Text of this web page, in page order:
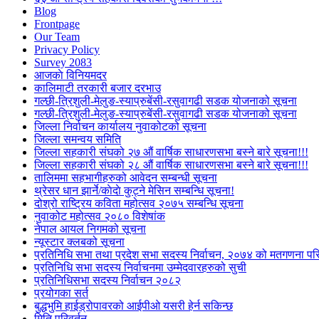
Blog
Frontpage
Our Team
Privacy Policy
Survey 2083
आजकाे विनियमदर
कालिमाटी तरकारी बजार दरभाउ
गल्छी-त्रिशुली-मेलुङ-स्याप्रुबेंसी-रसुवागढी सडक योजनाको सूचना
गल्छी-त्रिशुली-मेलुङ-स्याप्रुबेंसी-रसुवागढी सडक योजनाको सूचना
जिल्ला निर्वाचन कार्यालय नुवाकोटको सूचना
जिल्ला समन्वय समिति
जिल्ला सहकारी संघको २७ औं वार्षिक साधारणसभा बस्ने बारे सूचना!!!
जिल्ला सहकारी संघको २८ औं वार्षिक साधारणसभा बस्ने बारे सूचना!!!
तालिममा सहभागीहरुको आवेदन सम्बन्धी सूचना
थ्रेसर धान झार्ने/काेदाे कुट्ने मेसिन सम्बन्धि सूचना!
दोश्रो राष्ट्रिय कविता महोत्सव २०७५ सम्बन्धि सूचना
नुवाकोट महोत्सव २०८० विशेषांक
नेपाल आयल निगमको सूचना
न्यूस्टार क्लबको सूचना
प्रतिनिधि सभा तथा प्रदेश सभा सदस्य निर्वाचन, २०७४ को मतगणना
प्रतिनिधि सभा सदस्य निर्वाचनमा उम्मेदवारहरुको सुची
प्रतिनिधिसभा सदस्य निर्वाचन २०८२
प्रयोगका सर्त
बुद्धभुमि हाईड्रोपावरको आईपीओ यसरी हेर्न सकिन्छ